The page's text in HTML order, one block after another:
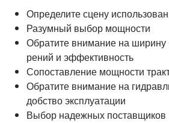
Определите сцену
Разумный выбор мощности
Обратите внимание на ширину
рений и эффективность
Сопоставление мощности
Обратите внимание на
добство эксплуатации
Выбор надежных поставщиков